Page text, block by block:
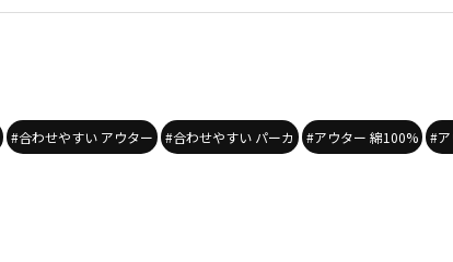
#合わせやすい アウター #合わせやすい パーカ #アウター 綿100% #